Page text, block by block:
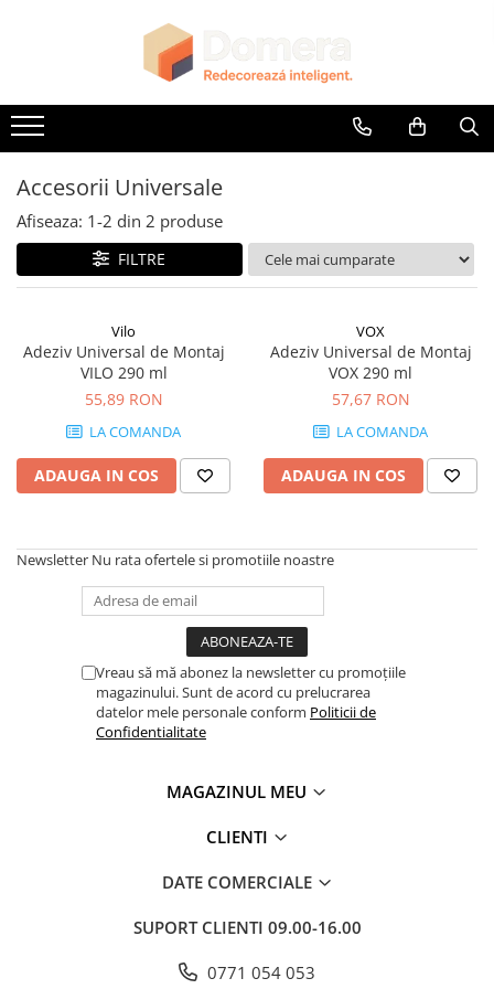
Toate Produsele
Parchet
Parchet SPC
Riflaje Decorative
Riflaj exterior
Riflaje Interioare
Glafuri
Glafuri Exterioare
Plinte, Plinte PVC, Plinte MDF
Plinte PVC
Plinte MDF Premium
Accesorii Plinte
Colt Interior Plinta
Imbinare Plinta
Accesorii
Accesorii Riflaje Decorative
Accesorii Universale
Accesorii Universale
Afiseaza: 1-2 din 2 produse
FILTRE
Vilo
Adeziv Universal de Montaj
VILO 290 ml
55,89 RON
LA COMANDA
ADAUGA IN COS
VOX
Adeziv Universal de Montaj
VOX 290 ml
57,67 RON
LA COMANDA
ADAUGA IN COS
Newsletter Nu rata ofertele si promotiile noastre
Vreau să mă abonez la newsletter cu promoțiile
magazinului. Sunt de acord cu prelucrarea
datelor mele personale conform Politicii de
Confidentialitate
MAGAZINUL MEU
CLIENTI
DATE COMERCIALE
SUPORT CLIENTI 09.00-16.00
0771 054 053